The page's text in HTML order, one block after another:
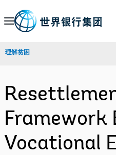
Skip
Navigation
理解贫困
Framework
Vocational